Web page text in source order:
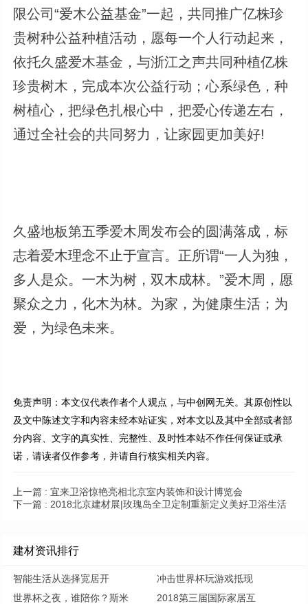
限公司“爱木公益基金”一起，共同推广亿株珍
贵树种公益种植活动，愿每一个人行动起来，
依托久盛爱木基金，与浙江之声共同种植亿株
珍贵树木，完成本次公益行动；心系绿色，种
树植心，把绿色扎根心中，把爱心传递左右，
通过全社会的共同努力，让家园更加美好!
久盛地板第五季爱木周发布会的圆满落成，标
志着爱木理念不止于宣言。正所谓“一人为独，
多人是众。一木为树，双木成林。”爱木周，愿
聚众之力，化木为林。为家，为健康生活；为
爱，为绿色未来。
免责声明：本文仅代表作者个人观点，与中创网无关。其原创性以
及文中陈述文字和内容未经本站证实，对本文以及其中全部或者部
分内容、文字的真实性、完整性、及时性本站不作任何保证或承
诺，请读者仅作参考，并请自行核实相关内容。
上一篇 : 宜来卫浴惊艳亮相北京室内装饰和设计博览会
下一篇 : 2018北京建材展|玫瑰岛全卫定制重新定义美好卫浴生活
建材资讯排行
智能生活从选择宽居开
冲击世界杯玩游戏抵现
世界杯之夜，谁陪你？斯米
2018第三届国际家居互